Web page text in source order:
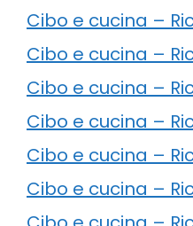
Cibo e cucina –
Cibo e cucina –
Cibo e cucina –
Cibo e cucina –
Cibo e cucina –
Cibo e cucina –